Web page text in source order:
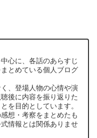
心に、各話のあらすじ
とめている個人ブログ
、登場人物の心情や演
後に内容を振り返りた
を目的としています。
想・考察をまとめたも
情報とは関係ありませ